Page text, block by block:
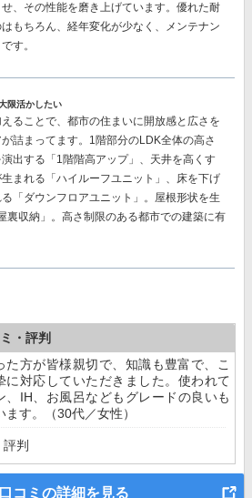
、その性能を磨き上げています。優れた耐
もちろん、経年変化が少なく、メンテナン
す。
限活かしたい
ることで、都市の住まいに開放感と広さを
詰まってます。1階部分のLDK全体の高さ
出する「1階階高アップ」、天井を高くす
まれる「ハイルーフユニット」、床を下げ
「ダウンフロアユニット」。屋根形状を生
裏収納」。高さ制限のある都市での建築に有
・評判
た方が皆様親切で、知識も豊富で、こ
に対応していただきました。使われて
、IH、お風呂などもグレードの良いも
す。（30代／女性）
判
コミの詳細を見る